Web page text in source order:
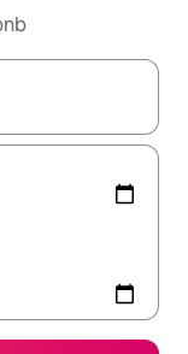
ำรวจผลการค้นหา